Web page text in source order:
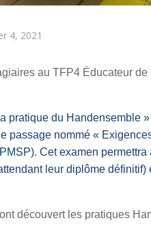
4, 2021
au TFP4 Éducateur
pratique du Handensemble
passage nommé «
Cet examen
leur diplôme
découvert les pratiques